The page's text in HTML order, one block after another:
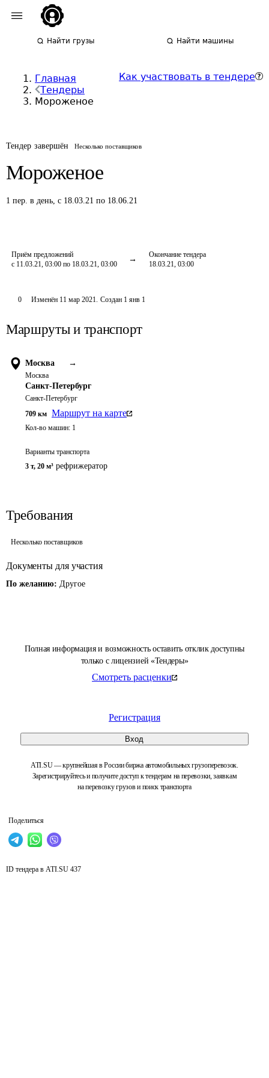
Найти грузы Найти машины
Главная
Тендеры
Мороженое
Как участвовать в тендере
Тендер завершён Несколько поставщиков
Мороженое
1 пер. в день, с 18.03.21 по 18.06.21
Приём предложений
с 11.03.21, 03:00 по 18.03.21, 03:00
Окончание тендера
18.03.21, 03:00
Полная информация и возможность оставить отклик доступны
только с лицензией «Тендеры»
Смотреть расценки
Регистрация
Вход
ATI.SU — крупнейшая в России биржа автомобильных грузоперевозок.
Зарегистрируйтесь и получите доступ к тендерам на перевозки, заявкам
на перевозку грузов и поиск транспорта
Поделиться
0 Изменён 11 мар 2021. Создан 1 янв 1
Маршруты и транспорт
Москва →
Москва
Санкт-Петербург
Санкт-Петербург
709 км Маршрут на карте
Кол-во машин: 1
Варианты транспорта
3 т, 20 м³ рефрижератор
Требования
Несколько поставщиков
Документы для участия
По желанию: Другое
ID тендера в ATI.SU 437